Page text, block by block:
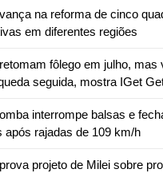
na reforma de cinco
em diferentes regiões
fôlego em julho, mas
seguida, mostra IGet
interrompe balsas e
após rajadas de 109 km/h
projeto de Milei sobre